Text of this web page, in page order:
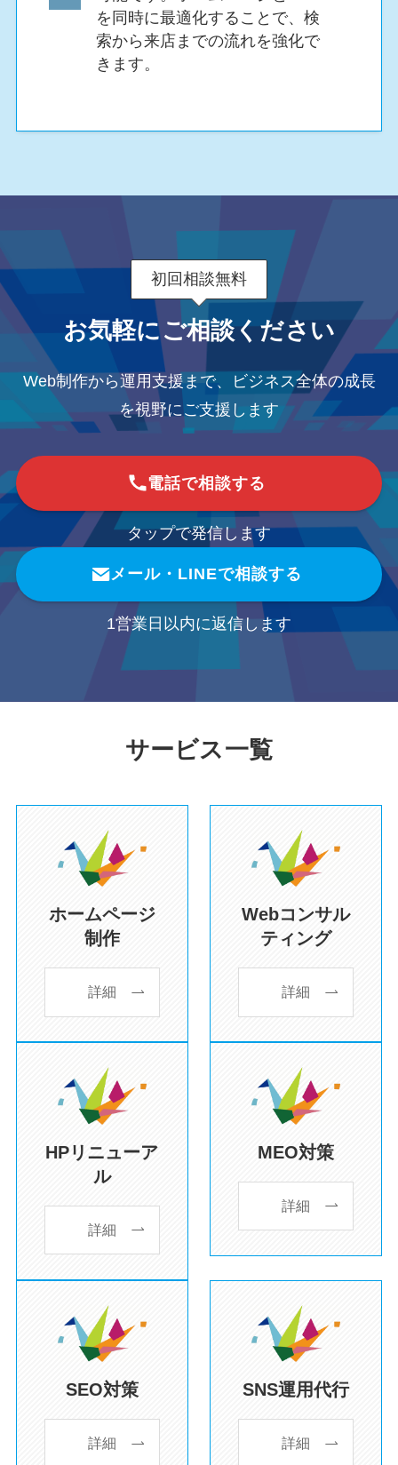
を同時に最適化することで、検
索から来店までの流れを強化で
きます。
初回相談無料
お気軽にご相談ください
Web制作から運用支援まで、ビジネス全体の成長
を視野にご支援します
電話で相談する
タップで発信します
メール・LINEで相談する
1営業日以内に返信します
サービス一覧
ホームページ
制作
詳細
Webコンサル
ティング
詳細
HPリニューア
ル
詳細
MEO対策
詳細
SEO対策
詳細
SNS運用代行
詳細